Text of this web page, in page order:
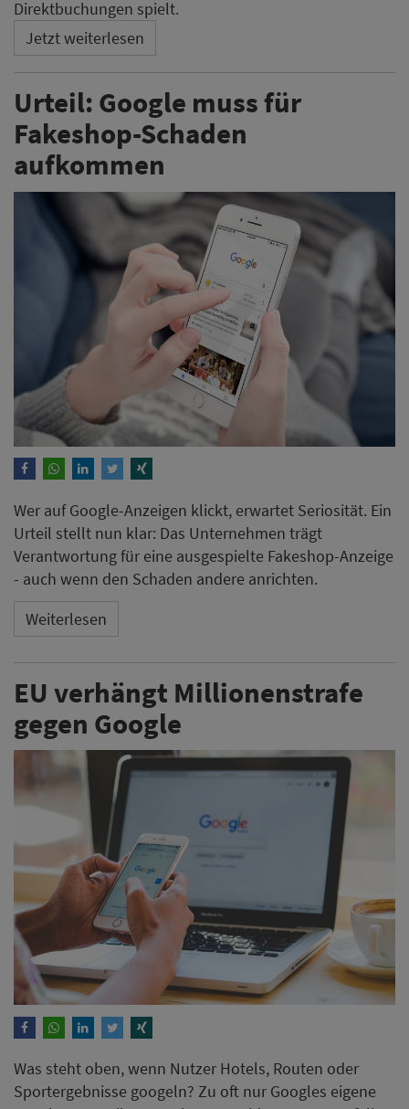
Direktbuchungen spielt.
Jetzt weiterlesen
Urteil: Google muss für
Fakeshop-Schaden
aufkommen
Wer auf Google-Anzeigen klickt, erwartet Seriosität. Ein
Urteil stellt nun klar: Das Unternehmen trägt
Verantwortung für eine ausgespielte Fakeshop-Anzeige
- auch wenn den Schaden andere anrichten.
Weiterlesen
EU verhängt Millionenstrafe
gegen Google
Was steht oben, wenn Nutzer Hotels, Routen oder
Sportergebnisse googeln? Zu oft nur Googles eigene